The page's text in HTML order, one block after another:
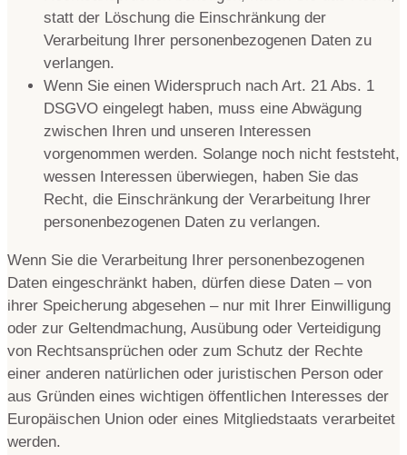
statt der Löschung die Einschränkung der
Verarbeitung Ihrer personenbezogenen Daten zu
verlangen.
Wenn Sie einen Widerspruch nach Art. 21 Abs. 1
DSGVO eingelegt haben, muss eine Abwägung
zwischen Ihren und unseren Interessen
vorgenommen werden. Solange noch nicht feststeht,
wessen Interessen überwiegen, haben Sie das
Recht, die Einschränkung der Verarbeitung Ihrer
personenbezogenen Daten zu verlangen.
Wenn Sie die Verarbeitung Ihrer personenbezogenen
Daten eingeschränkt haben, dürfen diese Daten – von
ihrer Speicherung abgesehen – nur mit Ihrer Einwilligung
oder zur Geltendmachung, Ausübung oder Verteidigung
von Rechtsansprüchen oder zum Schutz der Rechte
einer anderen natürlichen oder juristischen Person oder
aus Gründen eines wichtigen öffentlichen Interesses der
Europäischen Union oder eines Mitgliedstaats verarbeitet
werden.